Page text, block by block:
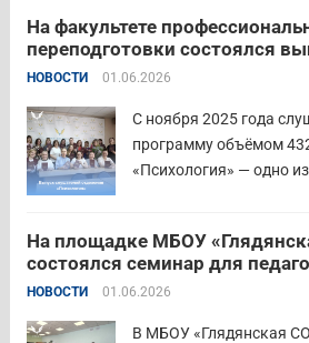
инновационными
родного языка и
конкурса: — выявление
передового
На факультете
переподготовки состоялся
отделения «Психология»
НОВОСТИ 01.06.2026
С ноября 2025 года
программу объёмом
«Психология» — одно
квалифицированных
общеобразовательных
выпускники успешно
аттестацию в форме
На площадке МБОУ
состоялся семинар для
Центрального
НОВОСТИ 01.06.2026
В МБОУ «Глядянская